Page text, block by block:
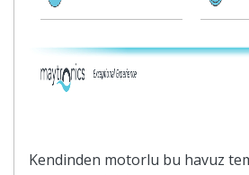
Kendinden motorlu bu havuz